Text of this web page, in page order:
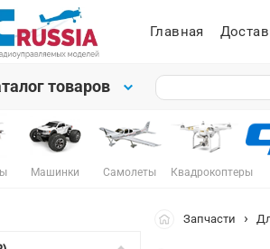
Главная
товаров
Машинки Самолеты Квадрокоптеры
Запчасти